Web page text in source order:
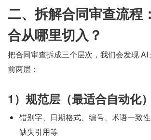
二、拆解合同审查流程
合从哪里切入？
把合同审查拆成三个层次，我们会发现 AI
前两层：
1）规范层（最适合自动化）
错别字、日期格式、编号、术语一致
缺失引用等